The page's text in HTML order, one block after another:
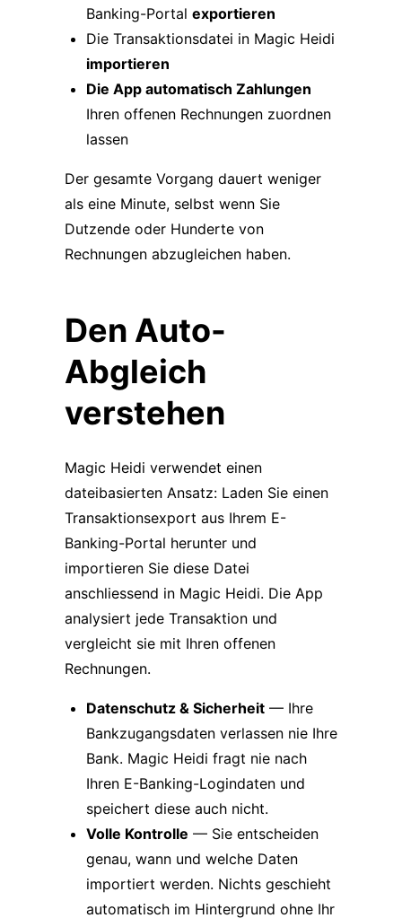
Banking-Portal exportieren
Die Transaktionsdatei in Magic Heidi
importieren
Die App automatisch Zahlungen
Ihren offenen Rechnungen zuordnen
lassen
Der gesamte Vorgang dauert weniger
als eine Minute, selbst wenn Sie
Dutzende oder Hunderte von
Rechnungen abzugleichen haben.
Den Auto-
Abgleich
verstehen
Magic Heidi verwendet einen
dateibasierten Ansatz: Laden Sie einen
Transaktionsexport aus Ihrem E-
Banking-Portal herunter und
importieren Sie diese Datei
anschliessend in Magic Heidi. Die App
analysiert jede Transaktion und
vergleicht sie mit Ihren offenen
Rechnungen.
Datenschutz & Sicherheit — Ihre
Bankzugangsdaten verlassen nie Ihre
Bank. Magic Heidi fragt nie nach
Ihren E-Banking-Logindaten und
speichert diese auch nicht.
Volle Kontrolle — Sie entscheiden
genau, wann und welche Daten
importiert werden. Nichts geschieht
automatisch im Hintergrund ohne Ihr